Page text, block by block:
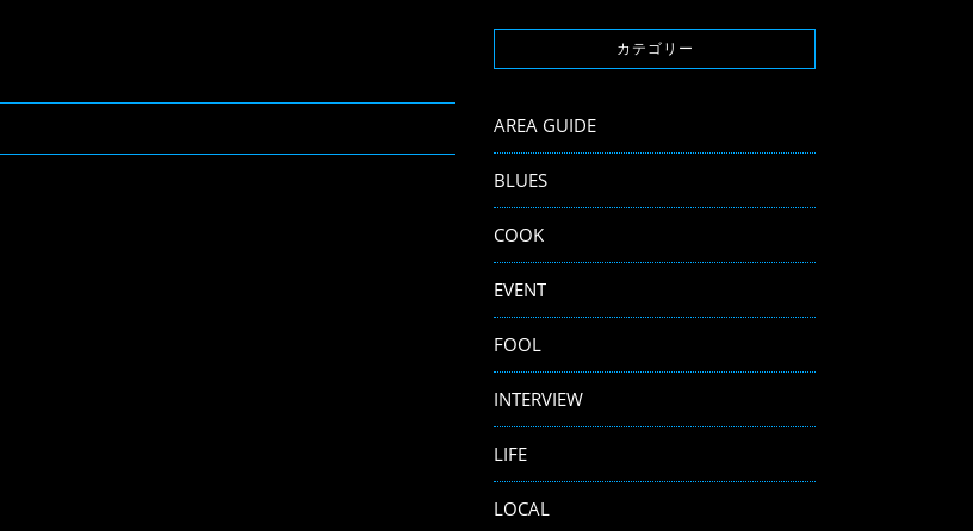
カテゴリー
AREA GUIDE
BLUES
COOK
EVENT
FOOL
INTERVIEW
LIFE
LOCAL